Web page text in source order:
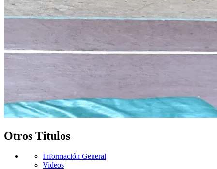
Otros Titulos
Información General
Videos